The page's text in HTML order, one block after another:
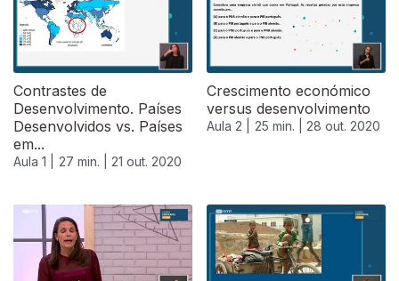
Contrastes de
Desenvolvimento. Países
Desenvolvidos vs. Países
em...
Aula 1 | 27 min. | 21 out. 2020
Crescimento económico
versus desenvolvimento
Aula 2 | 25 min. | 28 out. 2020